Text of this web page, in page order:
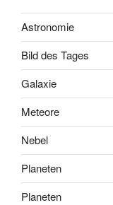
Astronomie
Bild des Tages
Galaxie
Meteore
Nebel
Planeten
Planeten